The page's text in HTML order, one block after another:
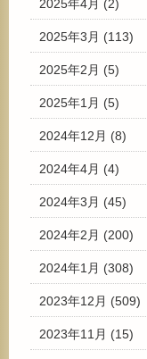
2025年4月 (2)
2025年3月 (113)
2025年2月 (5)
2025年1月 (5)
2024年12月 (8)
2024年4月 (4)
2024年3月 (45)
2024年2月 (200)
2024年1月 (308)
2023年12月 (509)
2023年11月 (15)